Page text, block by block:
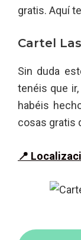
gratis. Aquí
Cartel
Sin duda
tenéis que
habéis
cosas gratis
📍